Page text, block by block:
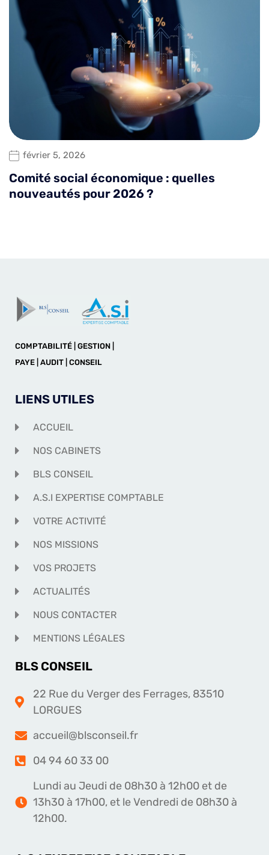
février 5, 2026
Comité social économique : quelles
nouveautés pour 2026 ?
COMPTABILITÉ | GESTION |
PAYE | AUDIT | CONSEIL
LIENS UTILES
ACCUEIL
NOS CABINETS
BLS CONSEIL
A.S.I EXPERTISE COMPTABLE
VOTRE ACTIVITÉ
NOS MISSIONS
VOS PROJETS
ACTUALITÉS
NOUS CONTACTER
MENTIONS LÉGALES
BLS CONSEIL
22 Rue du Verger des Ferrages, 83510
LORGUES
accueil@blsconseil.fr
04 94 60 33 00
Lundi au Jeudi de 08h30 à 12h00 et de
13h30 à 17h00, et le Vendredi de 08h30 à
12h00.